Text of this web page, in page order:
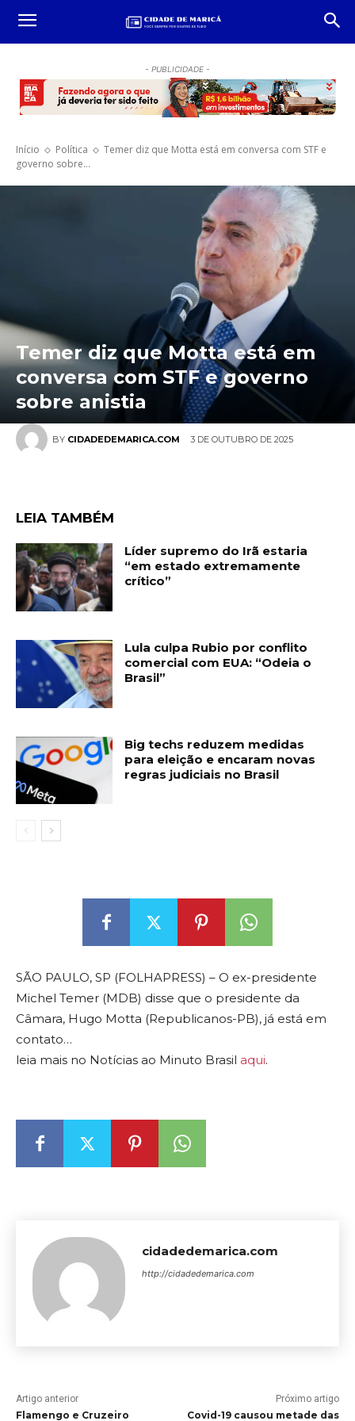
- PUBLICIDADE -
Início Política
Temer diz que Motta está em conversa com STF e
governo sobre...
BY CIDADEDEMARICA.COM 3 DE OUTUBRO DE 2025
Temer diz que Motta está em
conversa com STF e governo
sobre anistia
LEIA TAMBÉM
Líder supremo do Irã estaria
“em estado extremamente
crítico”
Lula culpa Rubio por conflito
comercial com EUA: “Odeia o
Brasil”
Big techs reduzem medidas
para eleição e encaram novas
regras judiciais no Brasil
SÃO PAULO, SP (FOLHAPRESS) – O ex-presidente
Michel Temer (MDB) disse que o presidente da
Câmara, Hugo Motta (Republicanos-PB), já está em
contato…
leia mais no Notícias ao Minuto Brasil aqui.
cidadedemarica.com
http://cidadedemarica.com
Artigo anterior
Flamengo e Cruzeiro
Próximo artigo
Covid-19 causou metade das